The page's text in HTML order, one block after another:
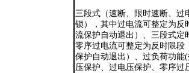
三段式（速断、限时速断、过
锁），其中过电流可整定为反
流保护自动退出）、三段式定
零序过电流可整定为反时限段
保护自动退出）、过负荷功能(
压保护、过电压保护、零序过